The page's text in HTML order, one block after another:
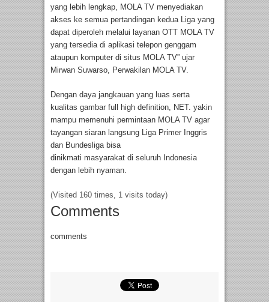
yang lebih lengkap, MOLA TV menyediakan
akses ke semua pertandingan kedua Liga yang
dapat diperoleh melalui layanan OTT MOLA TV
yang tersedia di aplikasi telepon genggam
ataupun komputer di situs MOLA TV” ujar
Mirwan Suwarso, Perwakilan MOLA TV.
Dengan daya jangkauan yang luas serta
kualitas gambar full high definition, NET. yakin
mampu memenuhi permintaan MOLA TV agar
tayangan siaran langsung Liga Primer Inggris
dan Bundesliga bisa
dinikmati masyarakat di seluruh Indonesia
dengan lebih nyaman.
(Visited 160 times, 1 visits today)
Comments
comments